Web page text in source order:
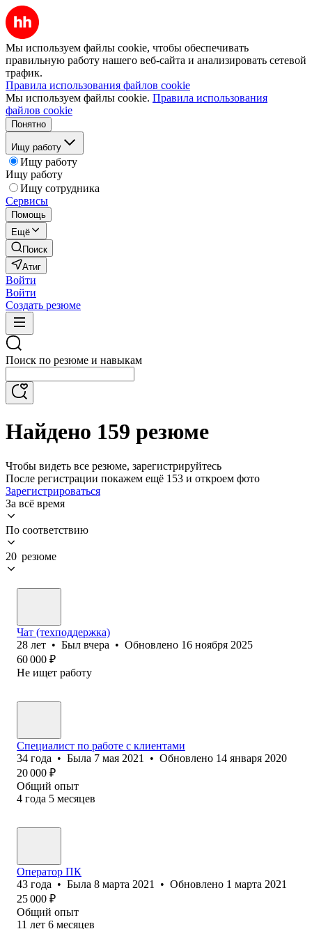
Мы используем файлы cookie, чтобы обеспечивать
правильную работу нашего веб-сайта и анализировать сетевой
трафик.
Правила использования файлов cookie
Мы используем файлы cookie. Правила использования
файлов cookie
Понятно
Ищу работу
Ищу работу
Ищу работу
Ищу сотрудника
Сервисы
Помощь
Ещё
Поиск
Атиг
Войти
Войти
Создать резюме
Поиск по резюме и навыкам
Найдено 159 резюме
Чтобы видеть все резюме, зарегистрируйтесь
После регистрации покажем ещё 153 и откроем фото
Зарегистрироваться
За всё время
По соответствию
20 резюме
Чат (техподдержка)
28 лет • Был вчера • Обновлено 16 ноября 2025
60 000 ₽
Не ищет работу
Специалист по работе с клиентами
34 года • Была 7 мая 2021 • Обновлено 14 января 2020
20 000 ₽
Общий опыт
4 года 5 месяцев
Оператор ПК
43 года • Была 8 марта 2021 • Обновлено 1 марта 2021
25 000 ₽
Общий опыт
11 лет 6 месяцев